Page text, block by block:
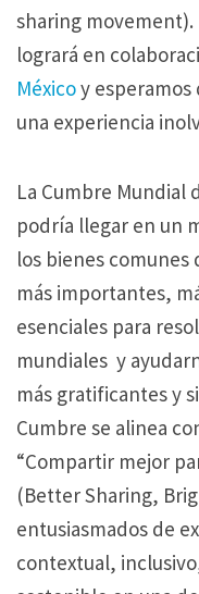
sharing movement).
logrará en
Méxicoy esperamos
una experiencia
La Cumbre Mundial
podría llegar en un
los bienes
más importantes,
esenciales para
mundiales y
más gratificantes y
Cumbre se alinea
“Compartir mejor
(Better Sharing,
entusiasmados de
contextual,